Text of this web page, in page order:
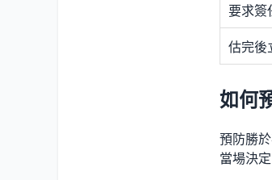
要求簽
估完後
如何
預防勝
當場決